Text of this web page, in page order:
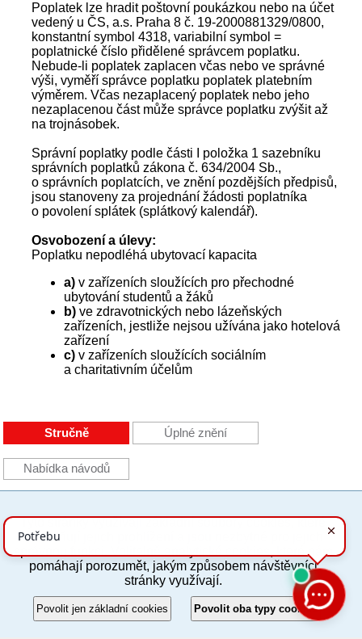
Poplatek lze hradit poštovní poukázkou nebo na účet
vedený u ČS, a.s. Praha 8 č. 19-2000881329/0800,
konstantní symbol 4318, variabilní symbol =
poplatnické číslo přidělené správcem poplatku.
Nebude-li poplatek zaplacen včas nebo ve správné
výši, vyměří správce poplatku poplatek platebním
výměrem. Včas nezaplacený poplatek nebo jeho
nezaplacenou část může správce poplatku zvýšit až
na trojnásobek.
Správní poplatky podle části I položka 1 sazebníku
správních poplatků zákona č. 634/2004 Sb.,
o správních poplatcích, ve znění pozdějších předpisů,
jsou stanoveny za projednání žádosti poplatníka
o povolení splátek (splátkový kalendář).
Osvobození a úlevy:
Poplatku nepodléhá ubytovací kapacita
a) v zařízeních sloužících pro přechodné
ubytování studentů a žáků
b)ve zdravotnických nebo lázeňských
zařízeních, jestliže nejsou užívána jako hotelová
zařízení
c)v zařízeních sloužících sociálním
a charitativním účelům
Stručně Úplné znění
Nabídka návodů
ENG
Povinné a praktické informace
© 2012–2019 MČ Praha 8
Tyto stránky využívají základní soubory cookies, které
usnadňují jejich prohlížení a jsou nezbytné pro jejich
správnou funkci. Volitelně analytické cookies, které nám
pomáhají porozumět, jakým způsobem návštěvníci
stránky využívají.
Povolit jen základní cookies Povolit oba typy cookies